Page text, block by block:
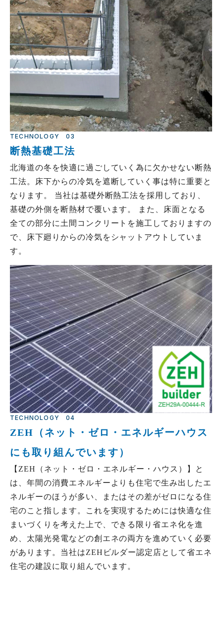
TECHNOLOGY03
断熱基礎工法
北海道の冬を快適に過ごしていく為に欠かせない断熱
工法。床下からの冷気を遮断していく事は特に重要と
なります。 当社は基礎外断熱工法を採用しており、
基礎の外側を断熱材で覆います。 また、床面となる
全ての部分に土間コンクリートを施工しておりますの
で、床下廻りからの冷気をシャットアウトしていま
す。
TECHNOLOGY04
ZEH（ネット・ゼロ・エネルギーハウス
にも取り組んでいます）
【ZEH（ネット・ゼロ・エネルギー・ハウス）】と
は、年間の消費エネルギーよりも住宅で生み出したエ
ネルギーのほうが多い、またはその差がゼロになる住
宅のこと指します。これを実現するためには快適な住
まいづくりを考えた上で、できる限り省エネ化を進
め、太陽光発電などの創エネの両方を進めていく必要
があります。当社はZEHビルダー認定店として省エネ
住宅の建設に取り組んでいます。